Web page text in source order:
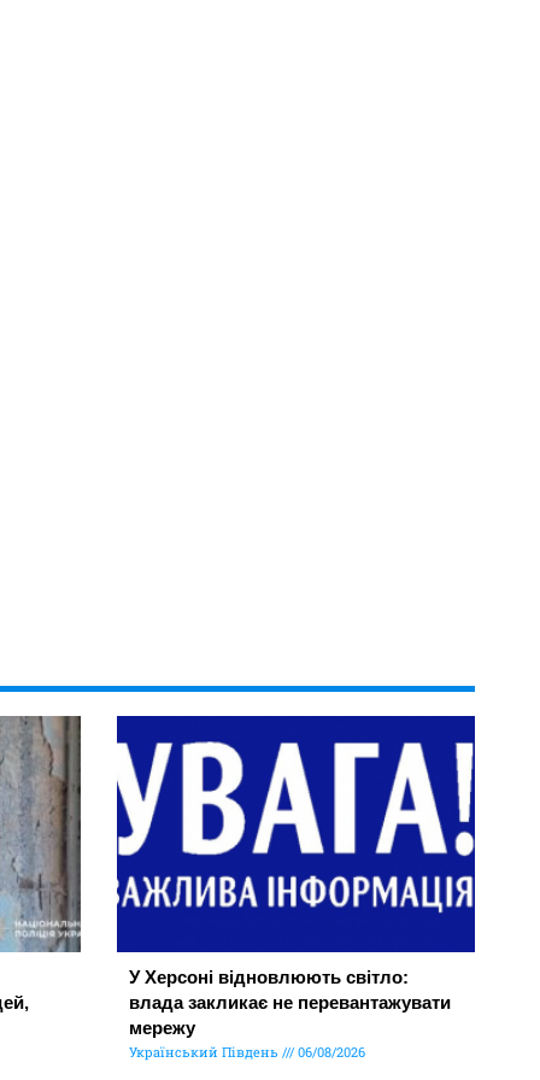
У Херсоні відновлюють світло:
влада закликає не перевантажувати
мережу
Український Південь 06/08/2026